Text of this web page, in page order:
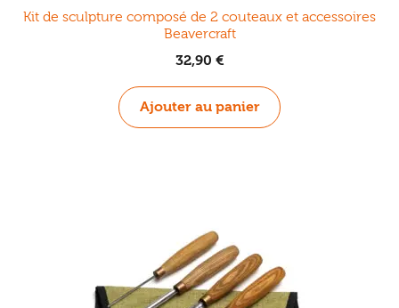
Kit de sculpture composé de 2 couteaux et accessoires
Beavercraft
32,90 €
Ajouter au panier